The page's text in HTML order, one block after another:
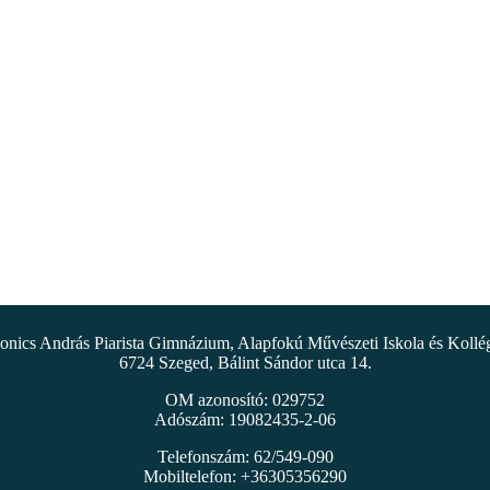
András Piarista Gimnázium, Alapfokú Művészeti Iskola és
6724 Szeged, Bálint Sándor utca 14.
OM azonosító: 029752
Adószám: 19082435-2-06
Telefonszám: 62/549-090
Mobiltelefon: +36305356290